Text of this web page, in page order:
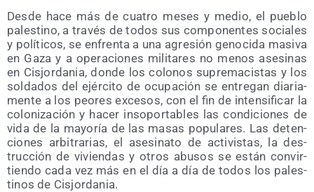
Des­de hace más de cua­tro meses y medio, el pue­blo
pales­tino, a tra­vés de todos sus com­po­nen­tes socia­les
y polí­ti­cos, se enfren­ta a una agre­sión geno­ci­da masi­va
en Gaza y a ope­ra­cio­nes mili­ta­res no menos ase­si­nas
en Cis­jor­da­nia, don­de los colo­nos supre­ma­cis­tas y los
sol­da­dos del ejér­ci­to de ocu­pa­ción se entre­gan dia­ria­
men­te a los peo­res exce­sos, con el fin de inten­si­fi­car la
colo­ni­za­ción y hacer inso­por­ta­bles las con­di­cio­nes de
vida de la mayo­ría de las masas popu­la­res. Las deten­
cio­nes arbi­tra­rias, el ase­si­na­to de acti­vis­tas, la des­
truc­ción de vivien­das y otros abu­sos se están con­vir­
tien­do cada vez más en el día a día de todos los pales­
ti­nos de Cisjordania.